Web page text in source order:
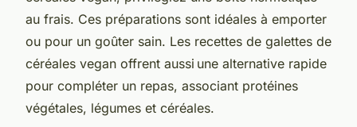
au frais. Ces préparations sont idéales à emporter
ou pour un goûter sain. Les recettes de galettes de
céréales vegan offrent aussi une alternative rapide
pour compléter un repas, associant protéines
végétales, légumes et céréales.